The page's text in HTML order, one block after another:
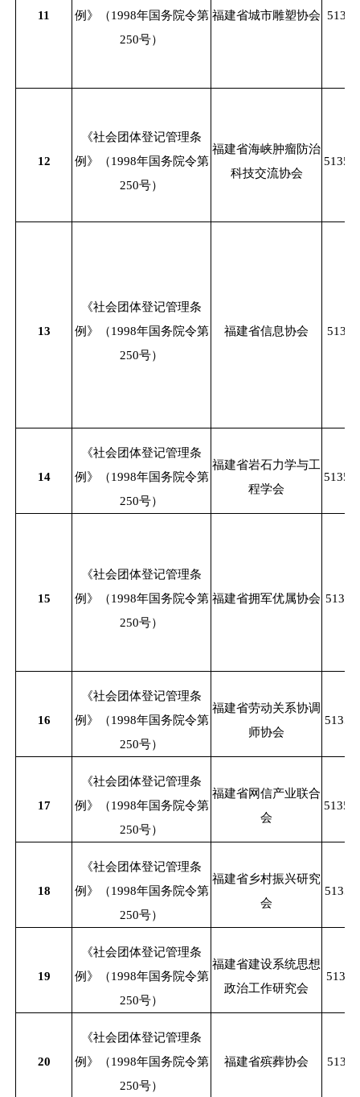
11
例》（1998年国务院令第
250号）
福建省城市雕塑协会
12
《社会团体登记管理条
例》（1998年国务院令第
250号）
福建省海峡肿瘤防治
科技交流协会
13
《社会团体登记管理条
例》（1998年国务院令第
250号）
福建省信息协会
14
《社会团体登记管理条
例》（1998年国务院令第
250号）
福建省岩石力学与工
程学会
15
《社会团体登记管理条
例》（1998年国务院令第
250号）
福建省拥军优属协会
16
《社会团体登记管理条
例》（1998年国务院令第
250号）
福建省劳动关系协调
师协会
17
《社会团体登记管理条
例》（1998年国务院令第
250号）
福建省网信产业联合
会
18
《社会团体登记管理条
例》（1998年国务院令第
250号）
福建省乡村振兴研究
会
19
《社会团体登记管理条
例》（1998年国务院令第
250号）
福建省建设系统思想
政治工作研究会
20
《社会团体登记管理条
例》（1998年国务院令第
250号）
福建省殡葬协会